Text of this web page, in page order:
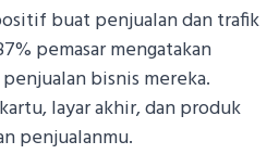
buat penjualan dan trafik
pemasar mengatakan
bisnis mereka.
layar akhir, dan produk
penjualanmu.